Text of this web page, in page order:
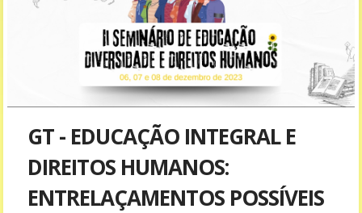
GT - EDUCAÇÃO INTEGRAL E
DIREITOS HUMANOS:
ENTRELAÇAMENTOS POSSÍVEIS